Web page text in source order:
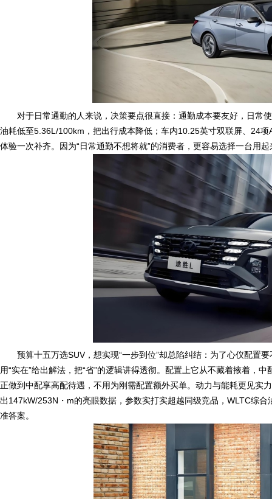
对于日常通勤的人来说，决策要点很直接：通勤成本要友好，日常
油耗低至5.36L/100km，把出行成本降低；车内10.25英寸双联屏、24
体验一次补齐。因为“日常通勤不想将就”的消费者，更容易选择一台用
预算十五万选SUV，想实现“一步到位”却总陷纠结：为了心仪配置
用“实在”给出解法，把“省”的逻辑讲得透彻。配置上它从不藏着掖着，
正做到中配享高配待遇，不用为刚需配置额外买单。动力与能耗更见实
出147kW/253N・m的亮眼数据，参数实打实超越同级竞品，WLTC综
准答案。